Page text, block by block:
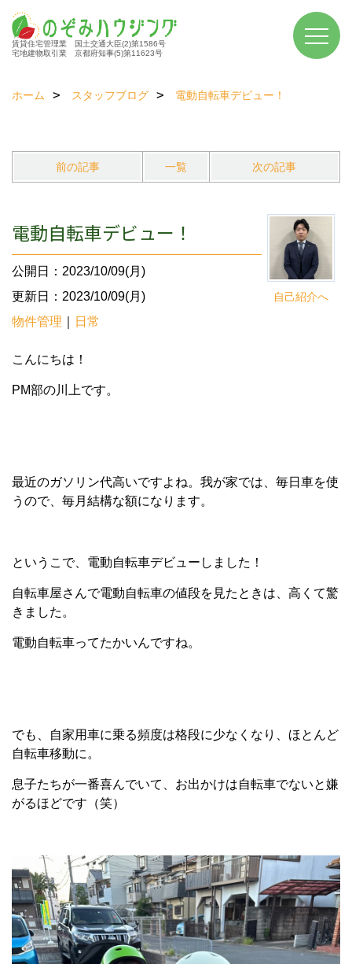
賃貸住宅管理業 国土交通大臣(2)第1586号
宅地建物取引業 京都府知事(5)第11623号
ホーム スタッフブログ 電動自転車デビュー！
前の記事 一覧 次の記事
自己紹介へ
電動自転車デビュー！
公開日：2023/10/09(月)
更新日：2023/10/09(月)
物件管理
日常
こんにちは！
PM部の川上です。
最近のガソリン代高いですよね。我が家では、毎日車を使
うので、毎月結構な額になります。
というこで、電動自転車デビューしました！
自転車屋さんで電動自転車の値段を見たときは、高くて驚
きました。
電動自転車ってたかいんですね。
でも、自家用車に乗る頻度は格段に少なくなり、ほとんど
自転車移動に。
息子たちが一番喜んでいて、お出かけは自転車でないと嫌
がるほどです（笑）